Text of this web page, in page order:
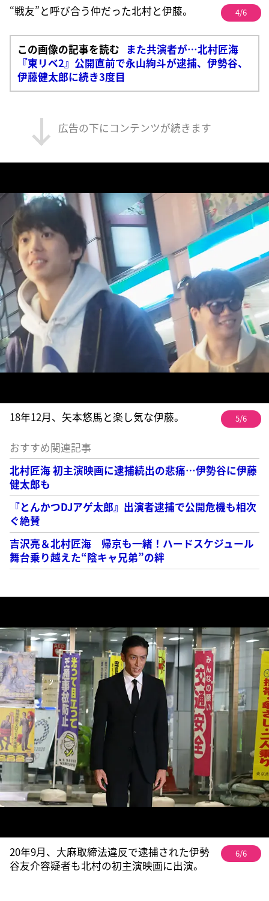
“戦友”と呼び合う仲だった北村と伊藤。 4/6
この画像の記事を読む また共演者が…北村匠海
『東リベ2』公開直前で永山絢斗が逮捕、伊勢谷、
伊藤健太郎に続き3度目
広告の下にコンテンツが続きます
18年12月、矢本悠馬と楽し気な伊藤。 5/6
おすすめ関連記事
北村匠海 初主演映画に逮捕続出の悲痛…伊勢谷に伊藤
健太郎も
『とんかつDJアゲ太郎』出演者逮捕で公開危機も相次
ぐ絶賛
吉沢亮＆北村匠海 帰京も一緒！ハードスケジュール
舞台乗り越えた“陰キャ兄弟”の絆
20年9月、大麻取締法違反で逮捕された伊勢
谷友介容疑者も北村の初主演映画に出演。
6/6